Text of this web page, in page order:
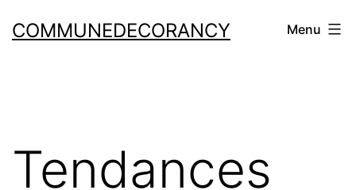
COMMUNEDECORANCY Menu
Tendances